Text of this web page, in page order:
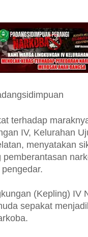
terhadap
IV, Kelurahan
menyatakan
(Kepling) IV
sepakat